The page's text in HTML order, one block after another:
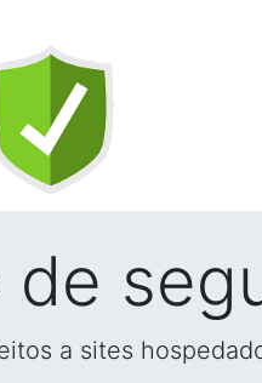
a sites